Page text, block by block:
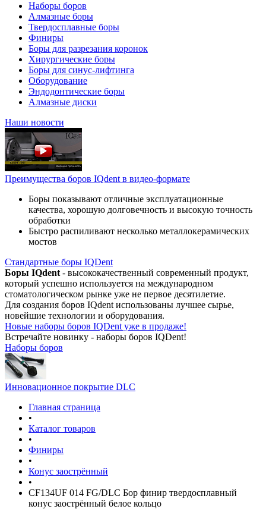
Наборы боров
Алмазные боры
Твердосплавные боры
Финиры
Боры для разрезания коронок
Хирургические боры
Боры для синус-лифтинга
Оборудование
Эндодонтические боры
Алмазные диски
Наши новости
Преимущества боров IQdent в видео-формате
Боры показывают отличные эксплуатационные
качества, хорошую долговечность и высокую точность
обработки
Быстро распиливают несколько металлокерамических
мостов
Стандартные боры IQDent
Боры IQdent - высококачественный современный продукт,
который успешно используется на международном
стоматологическом рынке уже не первое десятилетие.
Для создания боров IQdent использованы лучшее сырье,
новейшие технологии и оборудования.
Новые наборы боров IQDent уже в продаже!
Встречайте новинку - наборы боров IQDent!
Наборы боров
Инновационное покрытие DLC
Главная страница
•
Каталог товаров
•
Финиры
•
Конус заострённый
•
CF134UF 014 FG/DLC Бор финир твердосплавный
конус заострённый белое кольцо